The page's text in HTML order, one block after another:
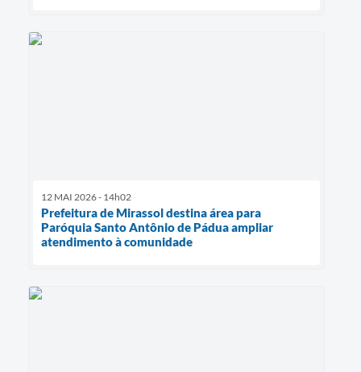
12 MAI 2026 - 14h02
Prefeitura de Mirassol destina área para
Paróquia Santo Antônio de Pádua ampliar
atendimento à comunidade